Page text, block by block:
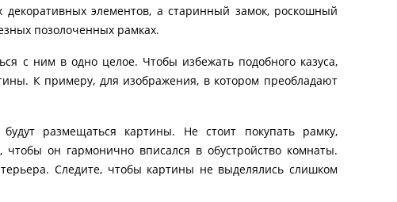
элементов, а старинный замок, роскошный
позолоченных рамках.
с ним в одно целое. Чтобы избежать подобного казуса,
К примеру, для изображения, в котором преобладают
размещаться картины. Не стоит покупать рамку,
он гармонично вписался в обустройство комнаты.
Следите, чтобы картины не выделялись слишком